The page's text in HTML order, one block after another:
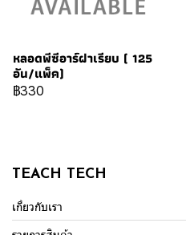
หลอดพีซีอาร์ฝาเรียบ ( 125
อัน/แพ็ค)
฿330
TEACH TECH
เกี่ยวกับเรา